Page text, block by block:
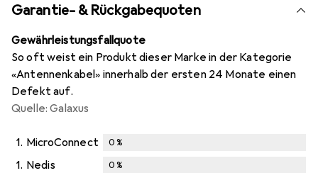
Garantie- & Rückgabequoten
Gewährleistungsfallquote
So oft weist ein Produkt dieser Marke in der Kategorie
«Antennenkabel» innerhalb der ersten 24 Monate einen
Defekt auf.
Quelle: Galaxus
1. MicroConnect 0%
1. Nedis 0%